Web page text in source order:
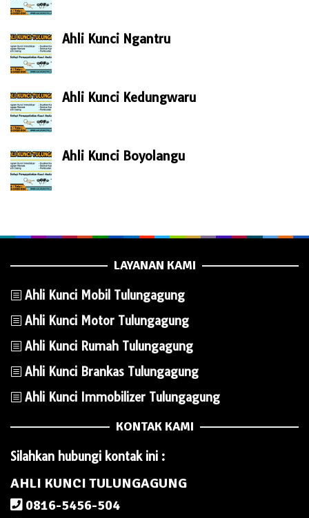
Ahli Kunci Ngantru
Ahli Kunci Kedungwaru
Ahli Kunci Boyolangu
LAYANAN KAMI
Ahli Kunci Mobil Tulungagung
Ahli Kunci Motor Tulungagung
Ahli Kunci Rumah Tulungagung
Ahli Kunci Brankas Tulungagung
Ahli Kunci Immobilizer Tulungagung
KONTAK KAMI
Silahkan hubungi kontak ini :
AHLI KUNCI TULUNGAGUNG
0816-5456-504